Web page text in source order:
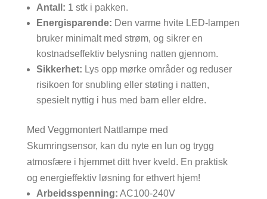
Antall: 1 stk i pakken.
Energisparende: Den varme hvite LED-lampen
bruker minimalt med strøm, og sikrer en
kostnadseffektiv belysning natten gjennom.
Sikkerhet: Lys opp mørke områder og reduser
risikoen for snubling eller støting i natten,
spesielt nyttig i hus med barn eller eldre.
Med Veggmontert Nattlampe med
Skumringsensor, kan du nyte en lun og trygg
atmosfære i hjemmet ditt hver kveld. En praktisk
og energieffektiv løsning for ethvert hjem!
Arbeidsspenning: AC100-240V